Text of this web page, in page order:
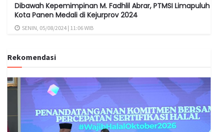
Dibawah Kepemimpinan M. Fadhlil Abrar, PTMSI Limapuluh
Kota Panen Medali di Kejurprov 2024
SENIN, 05/08/2024 | 11:06 WIB
Rekomendasi